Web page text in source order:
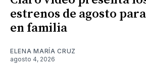
estrenos de agosto
en familia
ELENA MARÍA CRUZ
agosto 4, 2026